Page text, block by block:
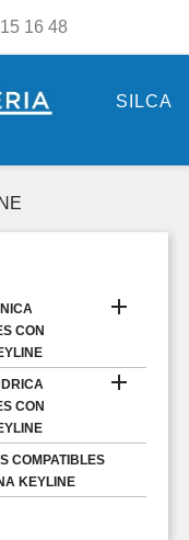
16 48
SILCA
CON

CON

COMPATIBLES
KEYLINE